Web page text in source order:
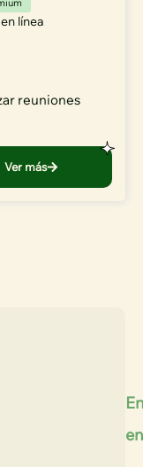
línea
reuniones
Ver más
en